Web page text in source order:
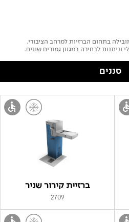
בתחום הברזיות למרחב הציבורי.
וניתנות לבחירה במגוון גמורים שונים.
סננים
ברזיית קירור שניר
2709